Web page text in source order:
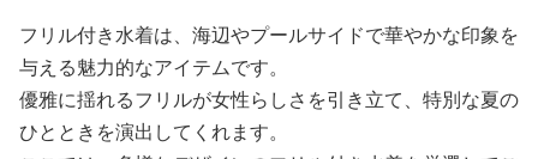
フリル付き水着は、海辺やプールサイドで華やかな印象を
与える魅力的なアイテムです。
優雅に揺れるフリルが女性らしさを引き立て、特別な夏の
ひとときを演出してくれます。